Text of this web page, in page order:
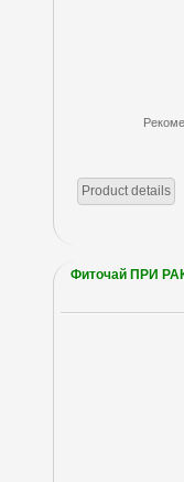
Product details
Фиточай ПРИ